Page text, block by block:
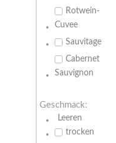
Rotwein-
Cuvee
Sauvitage
Cabernet
Sauvignon
Geschmack:
Leeren
trocken